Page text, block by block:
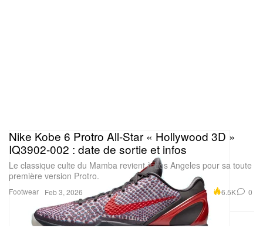
Footwear
Nike Kobe 6 Protro All-Star « Hollywood 3D »
IQ3902-002 : date de sortie et infos
Le classique culte du Mamba revient à Los Angeles pour sa toute
première version Protro.
Feb 3, 2026 6.5K 0